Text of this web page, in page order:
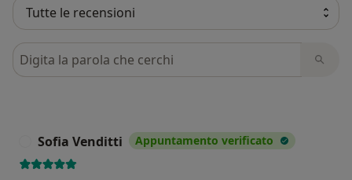
Cerca nelle recensioni
Sofia Venditti Appuntamento verificato